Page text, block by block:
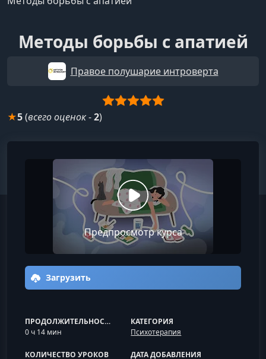
Методы борьбы с апатией
Правое полушарие интроверта
★5(всего оценок-2)
Предпросмотр курса
Загрузить
ПРОДОЛЖИТЕЛЬНОСТЬ
0 ч 14 мин
КАТЕГОРИЯ
Психотерапия
КОЛИЧЕСТВО УРОКОВ
ДАТА ДОБАВЛЕНИЯ